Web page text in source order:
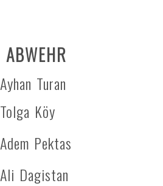
ABWEHR
Ayhan Turan
Tolga Köy
Adem Pektas
Ali Dagistan